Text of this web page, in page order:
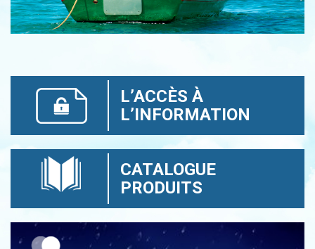
L’ACCÈS À
L’INFORMATION
CATALOGUE
PRODUITS